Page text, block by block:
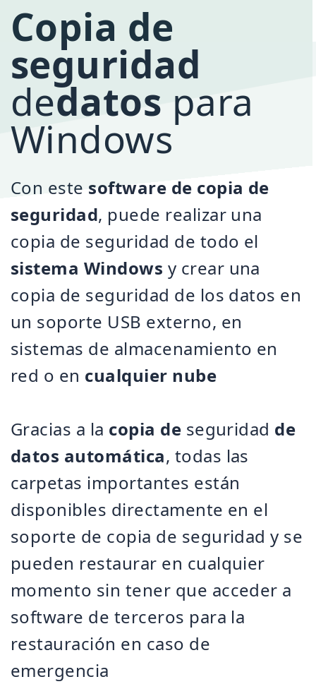
Copia de
seguridad
dedatos para
Windows
Con este software de copia de
seguridad, puede realizar una
copia de seguridad de todo el
sistema Windows y crear una
copia de seguridad de los datos en
un soporte USB externo, en
sistemas de almacenamiento en
red o en cualquier nube
Gracias a la copia de seguridad de
datos automática, todas las
carpetas importantes están
disponibles directamente en el
soporte de copia de seguridad y se
pueden restaurar en cualquier
momento sin tener que acceder a
software de terceros para la
restauración en caso de
emergencia